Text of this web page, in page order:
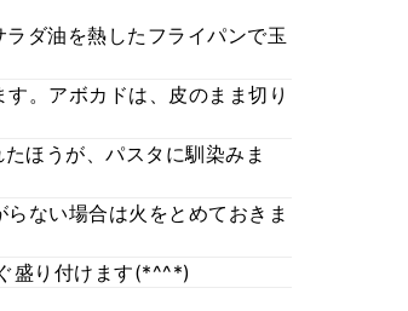
ダ油を熱したフライパンで玉
。アボカドは、皮のまま切り
ほうが、パスタに馴染みま
ない場合は火をとめておきま
盛り付けます(*^^*)